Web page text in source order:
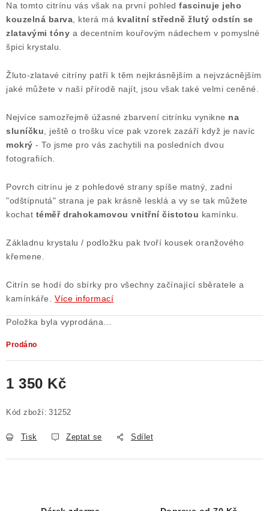
Na tomto citrínu vás však na první pohled fascinuje jeho
kouzelná barva , která má kvalitní středně žlutý odstín se
zlatavými tóny a decentním kouřovým nádechem v pomyslné
špici krystalu.
Žluto-zlatavé citríny patří k těm nejkrásnějším a nejvzácnějším
jaké můžete v naší přírodě najít, jsou však také velmi ceněné.
Nejvíce samozřejmě úžasné zbarvení citrínku vynikne na
sluníčku , ještě o trošku více pak vzorek zazáří když je navíc
mokrý - To jsme pro vás zachytili na posledních dvou
fotografiích.
Povrch citrínu je z pohledové strany spíše matný, zadní
"odštípnutá" strana je pak krásně lesklá a vy se tak můžete
kochat téměř drahokamovou vnitřní čistotou kamínku.
Základnu krystalu / podložku pak tvoří kousek oranžového
křemene.
Citrín se hodí do sbírky pro všechny začínající sběratele a
kamínkáře.
Více informací
Položka byla vyprodána…
Prodáno
1 350 Kč
Kód zboží: 31252
Tisk Zeptat se Sdílet